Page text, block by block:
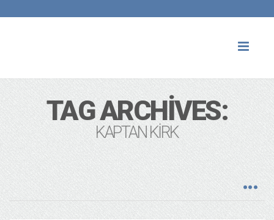
TAG ARCHIVES:
KAPTAN KIRK